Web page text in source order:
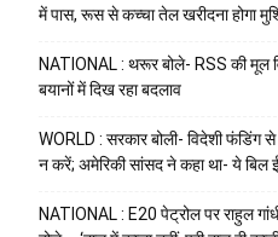
में पास, रूस से कच्चा तेल खरीदना होगा
NATIONAL : थरूर बोले- RSS की मूल
बयानों में दिख रहा बदलाव
WORLD : सरकार बोली- विदेशी
न करें; अमेरिकी सांसद ने कहा था- ये बिल
NATIONAL : E20 पेट्रोल पर राहुल